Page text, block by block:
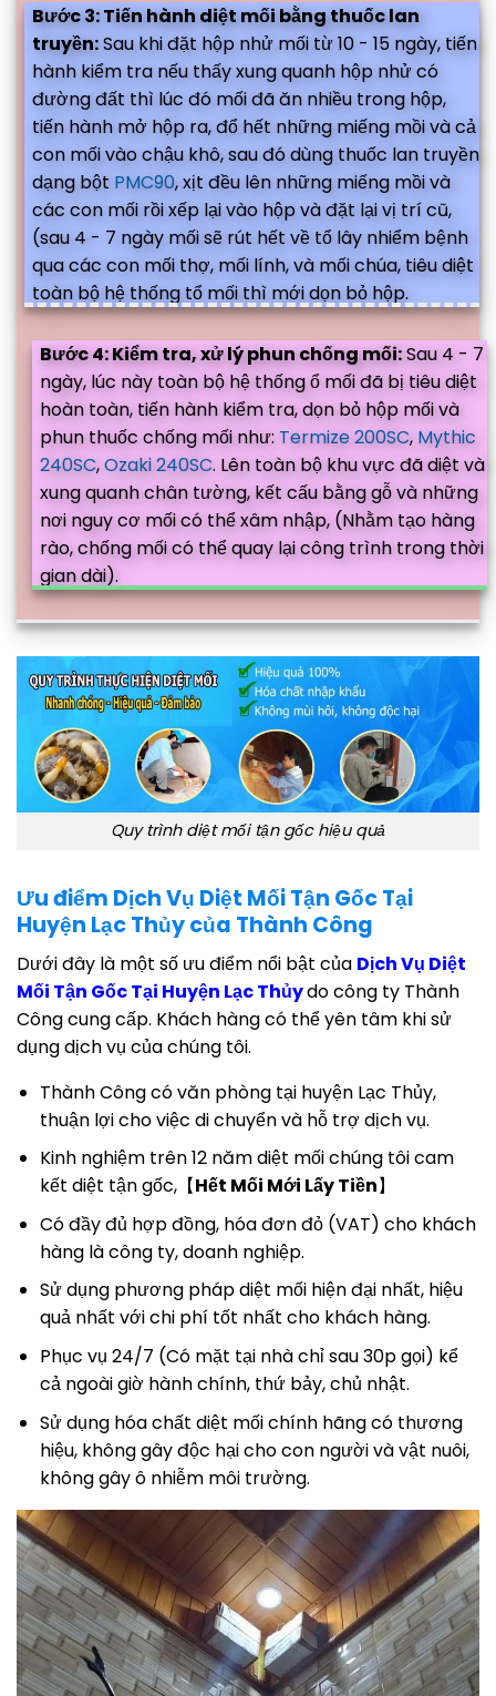
Bước 3: Tiến hành diệt mối bằng thuốc lan
truyền:Sau khi đặt hộp nhử mối từ 10 - 15 ngày, tiến
hành kiểm tra nếu thấy xung quanh hộp nhử có
đường đất thì lúc đó mối đã ăn nhiều trong hộp,
tiến hành mở hộp ra, đổ hết những miếng mồi và cả
con mối vào chậu khô, sau đó dùng thuốc lan truyền
dạng bột PMC90, xịt đều lên những miếng mồi và
các con mối rồi xếp lại vào hộp và đặt lại vị trí cũ,
(sau 4 - 7 ngày mối sẽ rút hết về tổ lây nhiểm bệnh
qua các con mối thợ, mối lính, và mối chúa, tiêu diệt
toàn bộ hệ thống tổ mối thì mới dọn bỏ hộp.
Bước 4: Kiểm tra, xử lý phun chống mối:Sau 4 - 7
ngày, lúc này toàn bộ hệ thống ổ mối đã bị tiêu diệt
hoàn toàn, tiến hành kiểm tra, dọn bỏ hộp mối và
phun thuốc chống mối như: Termize 200SC, Mythic
240SC,Ozaki 240SC. Lên toàn bộ khu vực đã diệt và
xung quanh chân tường, kết cấu bằng gỗ và những
nơi nguy cơ mối có thể xâm nhập, (Nhằm tạo hàng
rào, chống mối có thể quay lại công trình trong thời
gian dài).
Quy trình diệt mối tận gốc hiệu quả
Ưu điểm Dịch Vụ Diệt Mối Tận Gốc Tại
Huyện Lạc Thủy của Thành Công
Dưới đây là một số ưu điểm nổi bật của Dịch Vụ Diệt
Mối Tận Gốc Tại Huyện Lạc Thủydo công ty Thành
Công cung cấp. Khách hàng có thể yên tâm khi sử
dụng dịch vụ của chúng tôi.
Thành Công có văn phòng tại huyện Lạc Thủy,
thuận lợi cho việc di chuyển và hỗ trợ dịch vụ.
Kinh nghiệm trên 12 năm diệt mối chúng tôi cam
kết diệt tận gốc,【Hết Mối Mới Lấy Tiền】
Có đầy đủ hợp đồng, hóa đơn đỏ (VAT) cho khách
hàng là công ty, doanh nghiệp.
Sử dụng phương pháp diệt mối hiện đại nhất, hiệu
quả nhất với chi phí tốt nhất cho khách hàng.
Phục vụ 24/7 (Có mặt tại nhà chỉ sau 30p gọi) kể
cả ngoài giờ hành chính, thứ bảy, chủ nhật.
Sử dụng hóa chất diệt mối chính hãng có thương
hiệu, không gây độc hại cho con người và vật nuôi,
không gây ô nhiễm môi trường.